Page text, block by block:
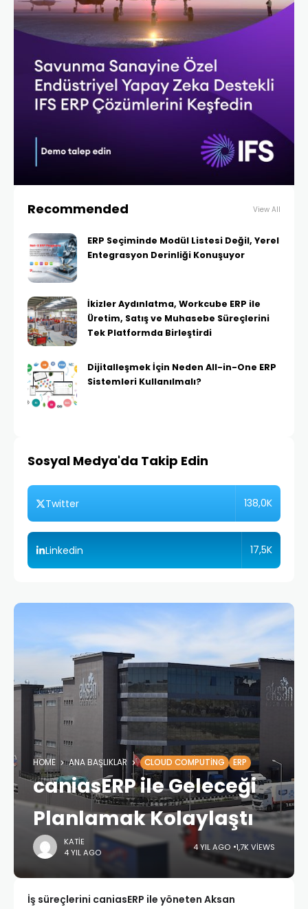
Recommended View All
ERP Seçiminde Modül Listesi Değil, Yerel
Entegrasyon Derinliği Konuşuyor
İkizler Aydınlatma, Workcube ERP ile
Üretim, Satış ve Muhasebe Süreçlerini
Tek Platformda Birleştirdi
Dijitalleşmek İçin Neden All-in-One ERP
Sistemleri Kullanılmalı?
Sosyal Medya'da Takip Edin
Twitter 138,0K
Linkedin 17,5K
HOME ANA BAŞLIKLAR CLOUD COMPUTING ERP
caniasERP ile Geleceği
Planlamak Kolaylaştı
KATIE
4 YIL AGO
4 YIL AGO 1,7K VIEWS
İş süreçlerini caniasERP ile yöneten Aksan